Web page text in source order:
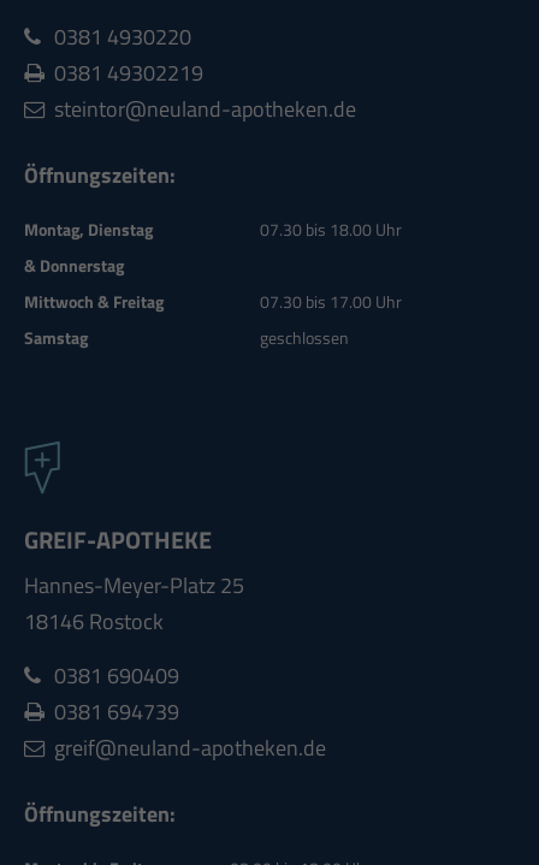
0381 4930220
0381 49302219
steintor@neuland-apotheken.de
Öffnungszeiten:
Montag, Dienstag
& Donnerstag
07.30 bis 18.00 Uhr
Mittwoch & Freitag
07.30 bis 17.00 Uhr
Samstag
geschlossen
GREIF-APOTHEKE
Hannes-Meyer-Platz 25
18146 Rostock
0381 690409
0381 694739
greif@neuland-apotheken.de
Öffnungszeiten: